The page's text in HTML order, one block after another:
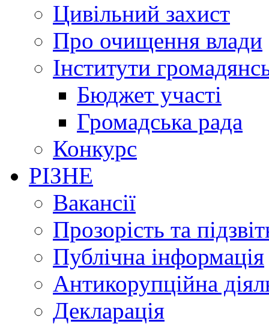
Цивільний захист
Про очищення влади
Інститути
Бюджет участі
Громадська рада
Конкурс
РІЗНЕ
Вакансії
Прозорість та
Публічна інформація
Антикорупційна
Декларація